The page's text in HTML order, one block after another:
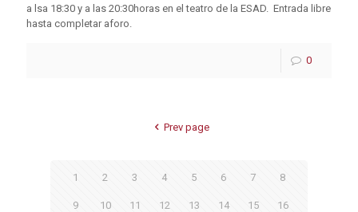
a lsa 18:30 y a las 20:30horas en el teatro de la ESAD. Entrada libre
hasta completar aforo.
0
Prev page
1 2 3 4 5 6 7 8
9 10 11 12 13 14 15 16